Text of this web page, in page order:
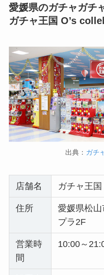
愛媛県のガチャガチ
ガチャ王国 O’s
出典： ガチ
店舗名 ガチャ王
住所
愛媛県松
プラ2F
営業時
間
10:00～